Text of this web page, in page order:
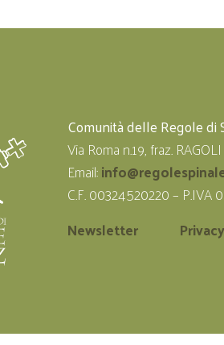
Comunità delle Regole di
Via Roma n.19, fraz.
Email:
C.F. 00324520220 – P.IVA
Newsletter
Privacy